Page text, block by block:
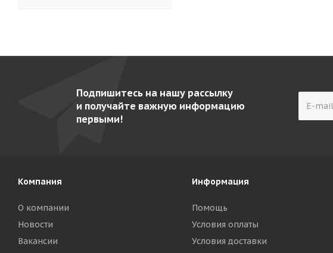
Кваркини КА-500-01 5
Командор-2/5-Э
Подпишитесь на нашу рассылку
и получайте важную информацию
первыми!
Компания
О компании
Новости
Вакансии
Информация
Помощь
Условия оплаты
Условия доставки